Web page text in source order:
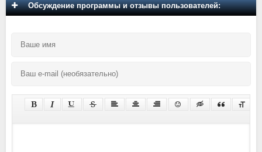
Обсуждение программы и отзывы пользователей: